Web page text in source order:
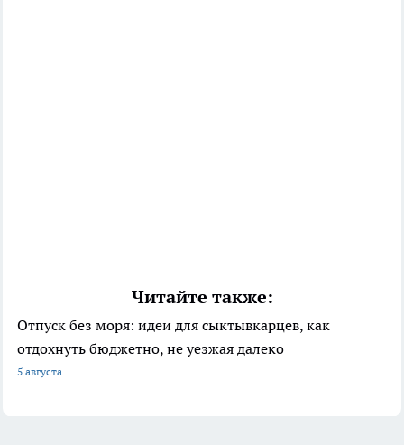
Читайте также:
Отпуск без моря: идеи для сыктывкарцев, как
отдохнуть бюджетно, не уезжая далеко
5 августа